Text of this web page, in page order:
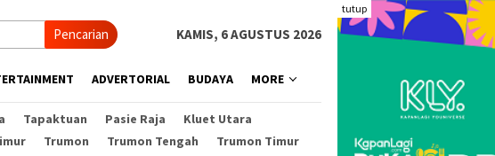
tutup
Pencarian KAMIS, 6 AGUSTUS 2026
ADVERTORIAL BUDAYA MORE
Tapaktuan Pasie Raja
Kluet Utara
Trumon Trumon Tengah Trumon Timur